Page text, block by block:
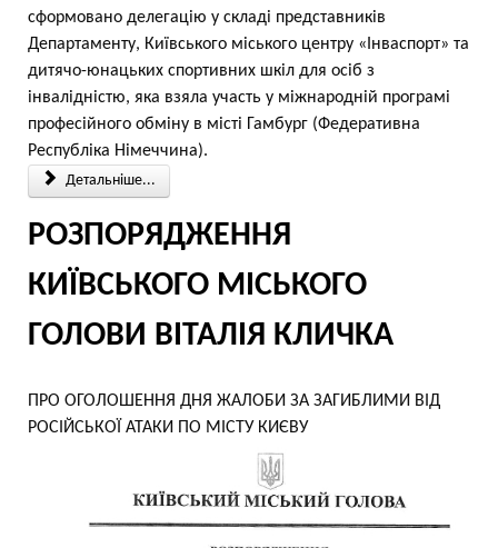
сформовано делегацію у складі представників
Департаменту, Київського міського центру «Інваспорт» та
дитячо-юнацьких спортивних шкіл для осіб з
інвалідністю, яка взяла участь у міжнародній програмі
професійного обміну в місті Гамбург (Федеративна
Республіка Німеччина).
Детальніше...
РОЗПОРЯДЖЕННЯ
КИЇВСЬКОГО МІСЬКОГО
ГОЛОВИ ВІТАЛІЯ КЛИЧКА
ПРО ОГОЛОШЕННЯ ДНЯ ЖАЛОБИ ЗА ЗАГИБЛИМИ ВІД
РОСІЙСЬКОЇ АТАКИ ПО МІСТУ КИЄВУ